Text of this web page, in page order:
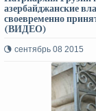
азербайджанские
своевременно
(ВИДЕО)
сентябрь 08 2015